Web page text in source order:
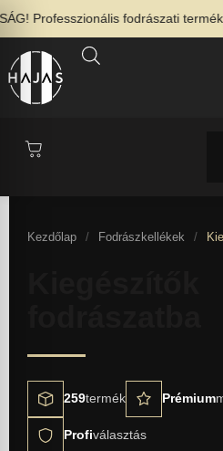
Professzionális fodrászati
Kezdőlap / Fodrászkellékek /
259termék Prémium
Profiválasztás